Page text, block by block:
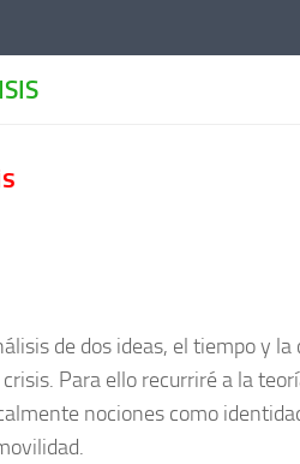
de dos ideas, el tiempo y
Para ello recurriré a la
nociones como